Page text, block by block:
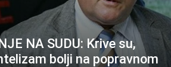
NA SUDU: Krive su,
bolji na popravnom